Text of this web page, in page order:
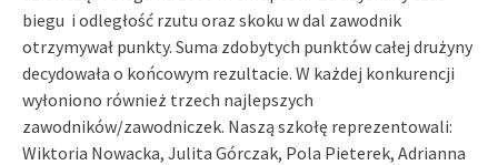
biegu i odległość rzutu oraz skoku w dal zawodnik
otrzymywał punkty. Suma zdobytych punktów całej drużyny
decydowała o końcowym rezultacie. W każdej konkurencji
wyłoniono również trzech najlepszych
zawodników/zawodniczek. Naszą szkołę reprezentowali:
Wiktoria Nowacka, Julita Górczak, Pola Pieterek, Adrianna